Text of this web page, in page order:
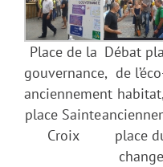
Place de la
gouvernance,
anciennement
place Sainte
Croix
Débat
de
place
change